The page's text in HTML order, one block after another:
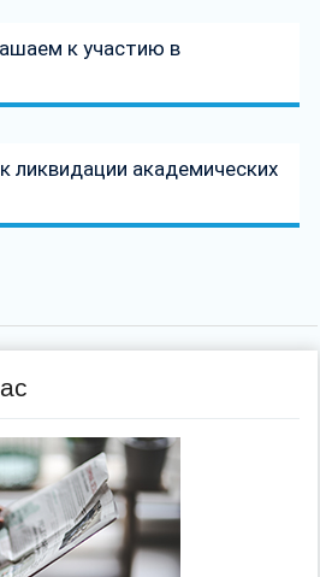
к участию в
ликвидации академических